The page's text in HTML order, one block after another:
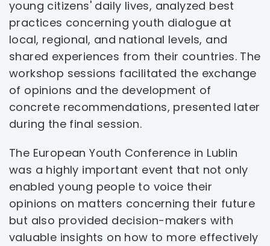
young citizens' daily lives, analyzed best
practices concerning youth dialogue at
local, regional, and national levels, and
shared experiences from their countries. The
workshop sessions facilitated the exchange
of opinions and the development of
concrete recommendations, presented later
during the final session.​
The European Youth Conference in Lublin
was a highly important event that not only
enabled young people to voice their
opinions on matters concerning their future
but also provided decision-makers with
valuable insights on how to more effectively